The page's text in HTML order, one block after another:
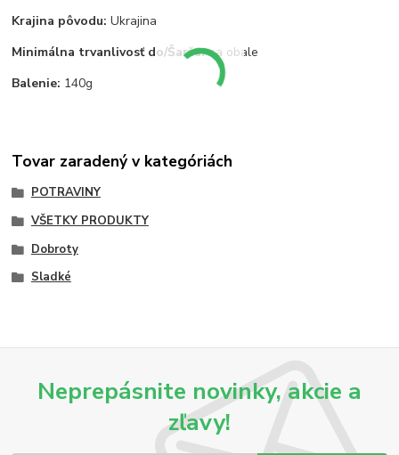
Krajina pôvodu: Ukrajina
Minimálna trvanlivosť do/Šarža:na obale
Balenie: 140g
Tovar zaradený v kategóriách
POTRAVINY
VŠETKY PRODUKTY
Dobroty
Sladké
Neprepásnite novinky, akcie a
zľavy!